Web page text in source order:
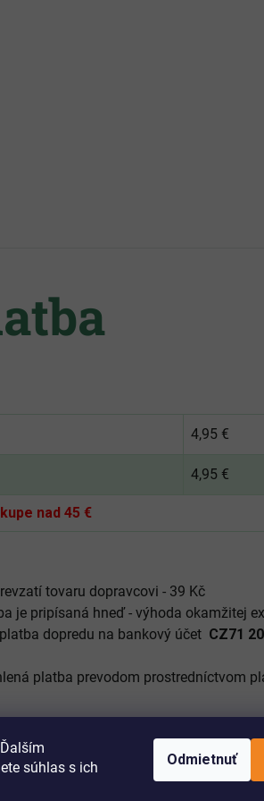
súhlas s ich
Odmietnuť
4,95 €
4,95 €
nad 45 €
tovaru dopravcovi - 39 Kč
je pripísaná hneď - výhoda okamžitej
dopredu na bankový účet CZ71
platba prevodom prostredníctvom